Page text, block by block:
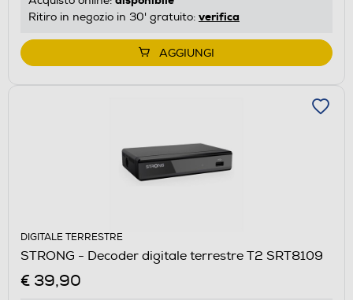
Ritiro in negozio in 30' gratuito: verifica
AGGIUNGI
DIGITALE TERRESTRE
STRONG - Decoder digitale terrestre T2 SRT8109
€ 39,90